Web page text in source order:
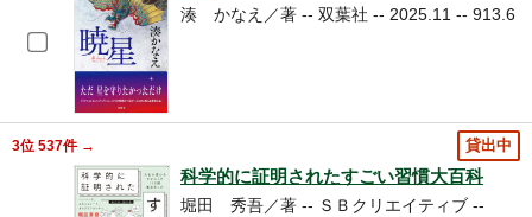
湊 かなえ／著 -- 双葉社 -- 2025.11 -- 913.6
貸出中
3位 537件 →
科学的に証明されたすごい習慣大百科
堀田 秀吾／著 -- ＳＢクリエイティブ --